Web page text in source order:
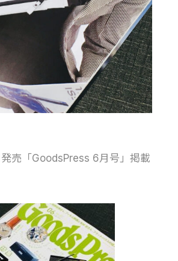
売「GoodsPress 6月号」掲載